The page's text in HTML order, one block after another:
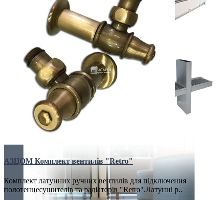
Українська
Russian
Українська
ПЛІНТУСНІ КОНВЕКТОРИ
СПЕЦІАЛЬНІ КОНВЕКТОРИ
АЗЦОМ Комплект вентилів "Retro"
Комплект латунних ручних вентилів для підключення
полотенцесушителів та радіаторів "Retro".Латунні р..